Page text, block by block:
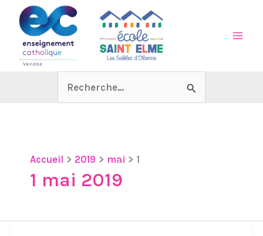
contenu
Rechercher :
Accueil 2019 mai 1
1 mai 2019